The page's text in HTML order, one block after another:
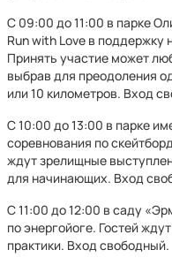
С 09:00 до 11:00 в парке
Run with Love в
Принять участие может
выбрав для преодоления
или 10 километров. Вход
С 10:00 до 13:00 в парке
соревнования по
ждут зрелищные
для начинающих. Вход
С 11:00 до 12:00 в саду
по энергойоге. Гостей
практики. Вход свободный.